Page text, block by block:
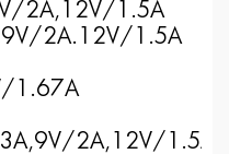
2A,12V/1.5A
2A.12V/1.5A
1.67A
2A,12V/1.5A